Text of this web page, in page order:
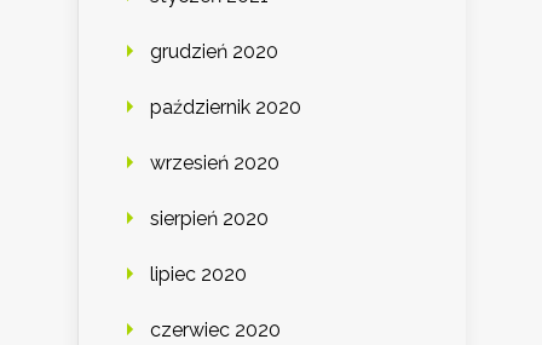
grudzień 2020
październik 2020
wrzesień 2020
sierpień 2020
lipiec 2020
czerwiec 2020